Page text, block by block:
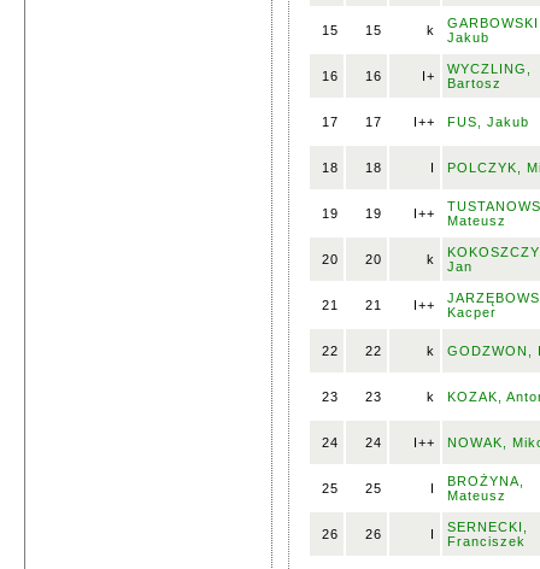
15 15 k
Jakub
16 16 I+
WYCZLING,
Bartosz
17 17 I++ FUS, Jakub
18 18 I POLCZYK,
19 19 I++
Mateusz
20 20 k
Jan
21 21 I++
Kacper
22 22 k GODZWON,
23 23 k KOZAK,
24 24 I++ NOWAK,
25 25 I
BROŻYNA,
Mateusz
26 26 I
SERNECKI,
Franciszek